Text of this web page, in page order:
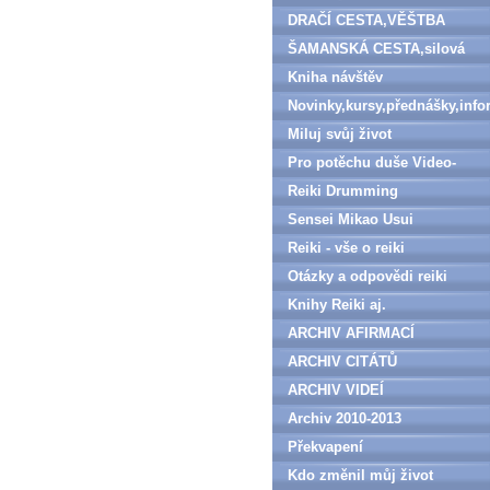
DRAČÍ CESTA,VĚŠTBA
ŠAMANSKÁ CESTA,silová
zvířata
Kniha návštěv
Miluj svůj život
Pro potěchu duše Video-
denně aktualizováno
Reiki Drumming
Sensei Mikao Usui
Reiki - vše o reiki
Otázky a odpovědi reiki
Knihy Reiki aj.
ARCHIV AFIRMACÍ
ARCHIV CITÁTŮ
ARCHIV VIDEÍ
Archiv 2010-2013
Překvapení
Kdo změnil můj život